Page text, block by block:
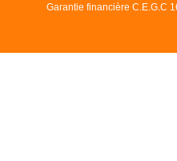
Garantie financière C.E.G.C